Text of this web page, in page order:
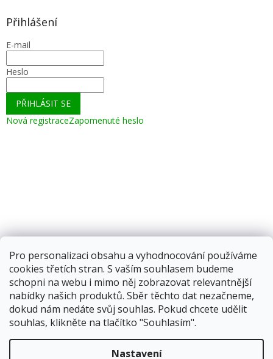
Pro personalizaci obsahu a vyhodnocování používáme
cookies třetích stran. S vaším souhlasem budeme
schopni na webu i mimo něj zobrazovat relevantnější
nabídky našich produktů. Sběr těchto dat nezačneme,
dokud nám nedáte svůj souhlas. Pokud chcete udělit
souhlas, klikněte na tlačítko "Souhlasím".
Nastavení
Přihlášení
E-mail
Heslo
PŘIHLÁSIT SE
Nová registraceZapomenuté heslo